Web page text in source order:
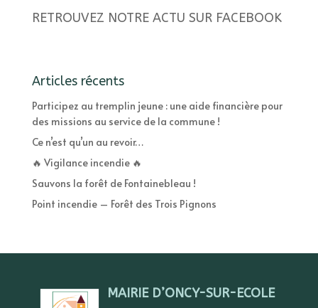
RETROUVEZ NOTRE ACTU SUR FACEBOOK
Articles récents
Participez au tremplin jeune : une aide financière pour
des missions au service de la commune !
Ce n’est qu’un au revoir…
🔥 Vigilance incendie 🔥
Sauvons la forêt de Fontainebleau !
Point incendie – Forêt des Trois Pignons
MAIRIE D’ONCY-SUR-ECOLE